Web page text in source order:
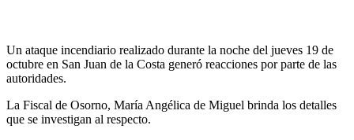
Un ataque incendiario realizado durante la noche del jueves 19 de
octubre en San Juan de la Costa generó reacciones por parte de las
autoridades.
La Fiscal de Osorno, María Angélica de Miguel brinda los detalles
que se investigan al respecto.